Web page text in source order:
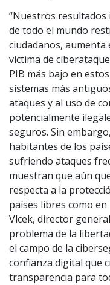
“Nuestros
de todo el mundo
ciudadanos, aumenta
víctima de
PIB más bajo en
sistemas más
ataques y al uso de
potencialmente
seguros. Sin
habitantes de los
sufriendo ataques
muestran que aún
respecta a la
países libres como
Vlcek, director
problema de la
el campo de la
confianza digital que
transparencia para